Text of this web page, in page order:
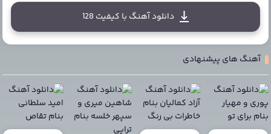
دانلود آهنگ با کیفیت 128
آهنگ های پیشنهادی